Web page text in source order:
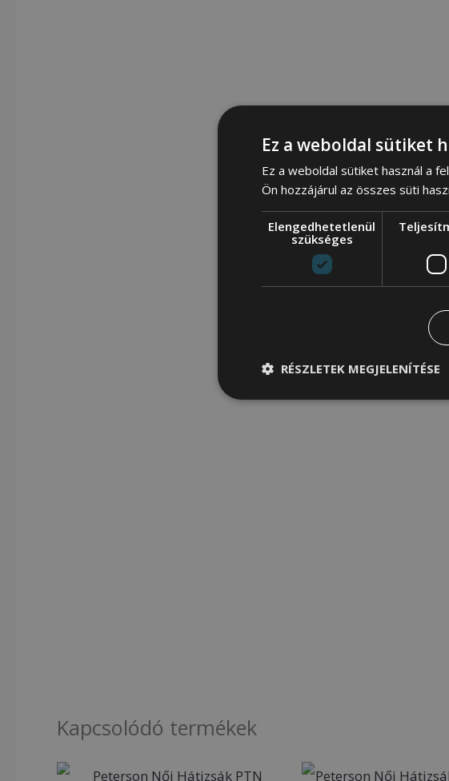
Kapcsolódó termékek
OriginalCurrent
Ez a weboldal sütiket
Ez a weboldal sütiket használ a
Ön hozzájárul az összes süti
Elengedhetetlenül
szükséges
RÉSZLETEK MEGJELENÍTÉSE